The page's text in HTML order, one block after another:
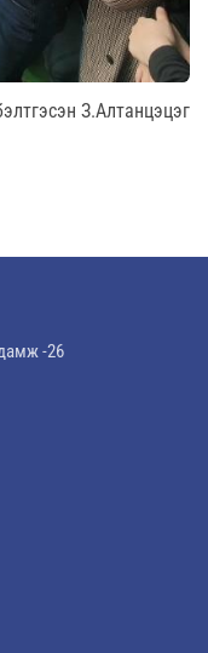
З.Алтанцэцэг
-26